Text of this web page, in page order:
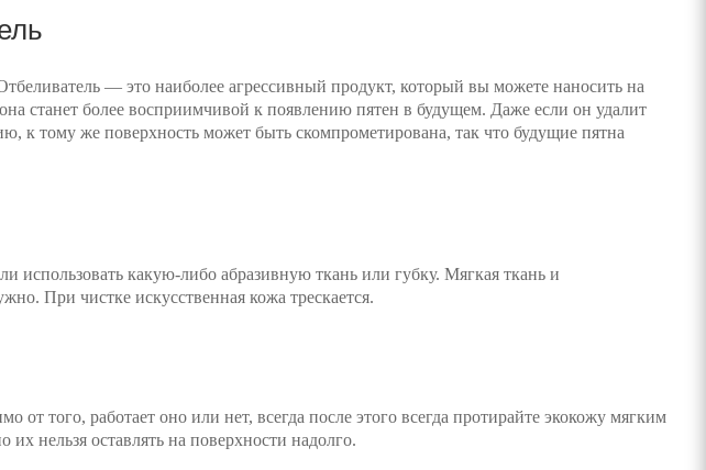
— это наиболее агрессивный продукт, который вы можете наносить на
станет более восприимчивой к появлению пятен в будущем. Даже если он удалит
к тому же поверхность может быть скомпрометирована, так что будущие пятна
использовать какую-либо абразивную ткань или губку. Мягкая ткань и
При чистке искусственная кожа трескается.
от того, работает оно или нет, всегда после этого всегда протирайте экокожу мягким
нельзя оставлять на поверхности надолго.